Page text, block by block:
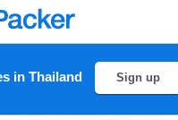
in Thailand Sign up